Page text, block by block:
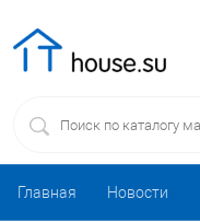
Главная Новости